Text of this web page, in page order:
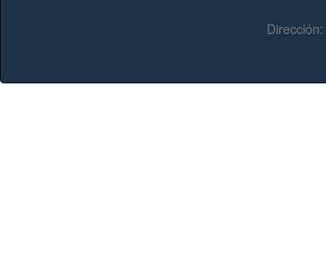
Dirección: